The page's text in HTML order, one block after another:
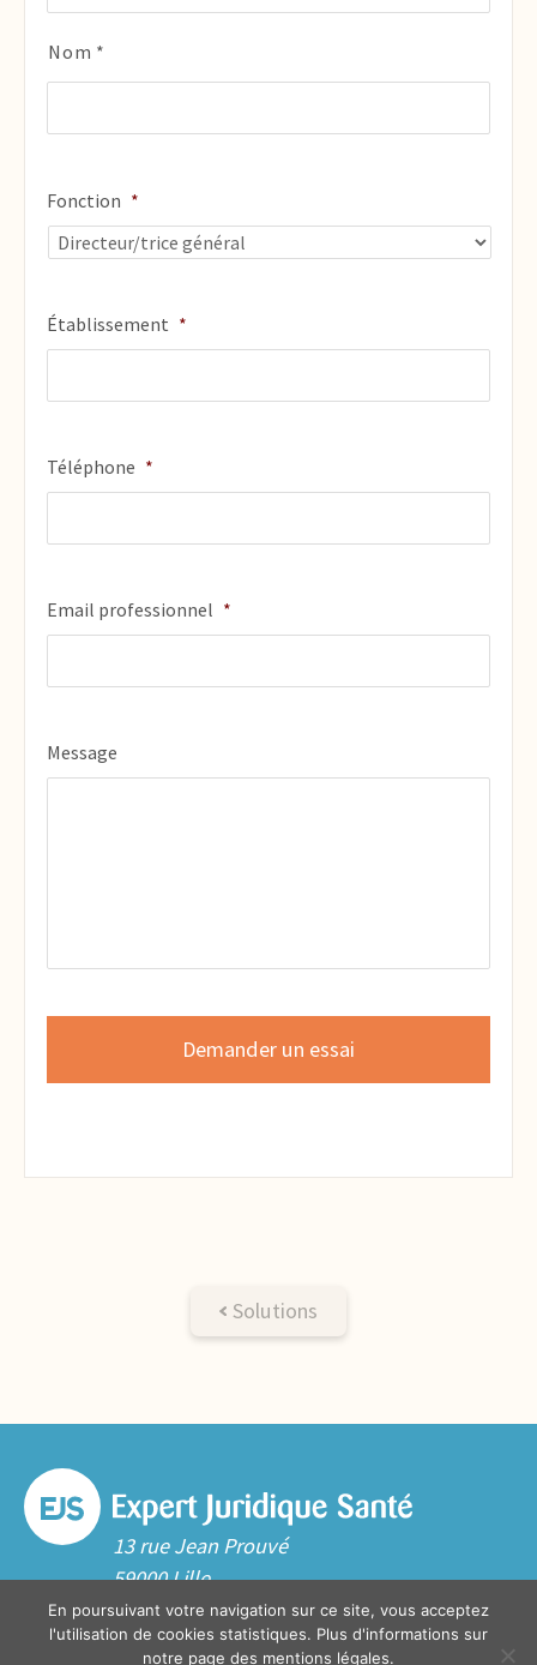
Nom *
Fonction *
Établissement *
Téléphone *
Email professionnel *
Message
Solutions
13 rue Jean Prouvé
59000 Lille
Tél. 03 20 06 70 10
En poursuivant votre navigation sur ce site, vous acceptez
l'utilisation de cookies statistiques. Plus d'informations sur
notre page des mentions légales.